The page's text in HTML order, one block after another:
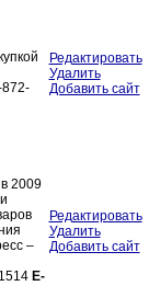
Редактировать
Удалить
Добавить сайт
2009
–
E-
Редактировать
Удалить
Добавить сайт